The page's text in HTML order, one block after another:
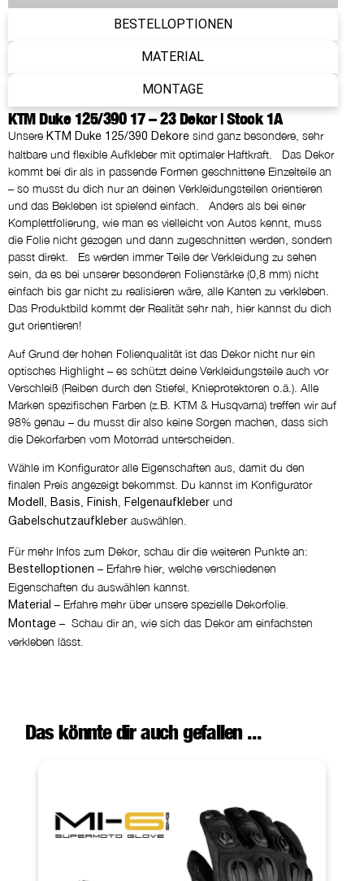
Felgenaufkleber
NEIN DANKE
Gabelschutz Sticker WP
NEIN DANKE
BESTELLOPTIONEN
MATERIAL
MONTAGE
KTM Duke 125/390 17 – 23 Dekor | Stock 1A
Unsere KTM Duke 125/390 Dekore sind ganz besondere, sehr
haltbare und flexible Aufkleber mit optimaler Haftkraft. Das Dekor
kommt bei dir als in passende Formen geschnittene Einzelteile an
– so musst du dich nur an deinen Verkleidungsteilen orientieren
und das Bekleben ist spielend einfach. Anders als bei einer
Komplettfolierung, wie man es vielleicht von Autos kennt, muss
die Folie nicht gezogen und dann zugeschnitten werden, sondern
passt direkt. Es werden immer Teile der Verkleidung zu sehen
sein, da es bei unserer besonderen Folienstärke (0,8 mm) nicht
einfach bis gar nicht zu realisieren wäre, alle Kanten zu verkleben.
Das Produktbild kommt der Realität sehr nah, hier kannst du dich
gut orientieren!
Auf Grund der hohen Folienqualität ist das Dekor nicht nur ein
optisches Highlight – es schützt deine Verkleidungsteile auch vor
Verschleiß (Reiben durch den Stiefel, Knieprotektoren o.ä.). Alle
Marken spezifischen Farben (z.B. KTM & Husqvarna) treffen wir auf
98% genau – du musst dir also keine Sorgen machen, dass sich
die Dekorfarben vom Motorrad unterscheiden.
Wähle im Konfigurator alle Eigenschaften aus, damit du den
finalen Preis angezeigt bekommst. Du kannst im Konfigurator
Modell Basis Finish Felgenaufkleber und
Gabelschutzaufkleber auswählen.
Für mehr Infos zum Dekor, schau dir die weiteren Punkte an:
Bestelloptionen – Erfahre hier, welche verschiedenen
Eigenschaften du auswählen kannst.
Material – Erfahre mehr über unsere spezielle Dekorfolie.
Montage – Schau dir an, wie sich das Dekor am einfachsten
verkleben lässt.
Das könnte dir auch gefallen ...